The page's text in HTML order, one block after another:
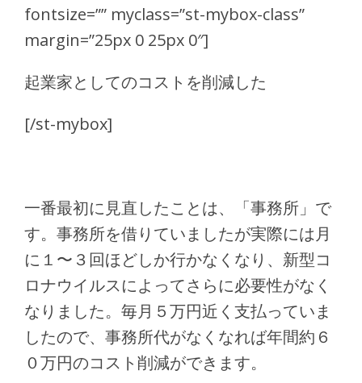
fontsize=”” myclass=”st-mybox-class”
margin=”25px 0 25px 0″]
起業家としてのコストを削減した
[/st-mybox]
一番最初に見直したことは、「事務所」で
す。事務所を借りていましたが実際には月
に１〜３回ほどしか行かなくなり、新型コ
ロナウイルスによってさらに必要性がなく
なりました。毎月５万円近く支払っていま
したので、事務所代がなくなれば年間約６
０万円のコスト削減ができます。